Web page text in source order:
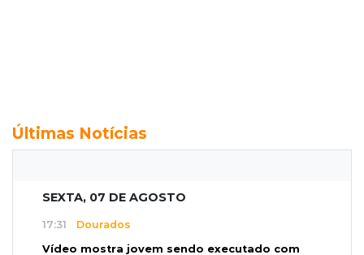
Últimas Notícias
SEXTA, 07 DE AGOSTO
17:31 Dourados
Vídeo mostra jovem sendo executado com